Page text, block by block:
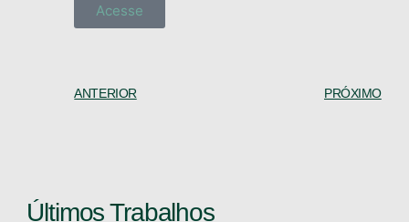
Acesse
ANTERIOR PRÓXIMO
Últimos Trabalhos